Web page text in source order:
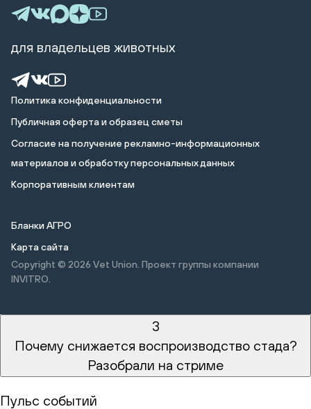
Политика конфиденциальности
Публичная оферта и образец сметы
Cогласие на получение рекламно-информационных
материалов и обработку персональных данных
Корпоративным клиентам
Бланки АГРО
Карта сайта
Copyright © 2026 Vet Union. Проект группы компании
INVITRO.
для владельцев животных
3
Почему снижается воспроизводство стада?
Разобрали на стриме
Пульс событий